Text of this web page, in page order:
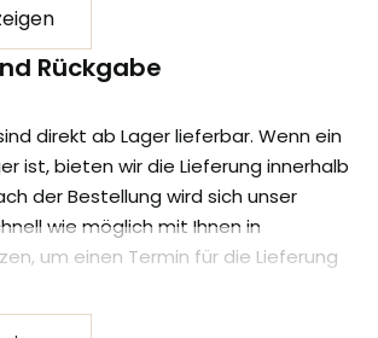
Mangoholz werden mehrere
und ein klares, natürliches
und Griffe bestehen aus schwarz
Metall.
komplett montiert geliefert und
an der richtigen Stelle platziert
Rückgabe
direkt ab Lager lieferbar. Wenn ein
ist, bieten wir die Lieferung innerhalb
der Bestellung wird sich unser
wie möglich mit Ihnen in
um einen Termin für die Lieferung